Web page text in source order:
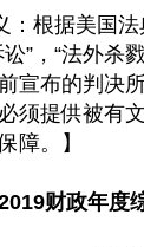
：根据美国
”，“法外杀
宣布的判决
须提供被有
障。】
财政年度